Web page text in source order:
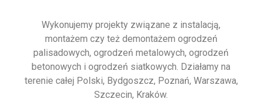
Wykonujemy projekty związane z instalacją,
montażem czy też demontażem ogrodzeń
palisadowych, ogrodzeń metalowych, ogrodzeń
betonowych i ogrodzeń siatkowych. Działamy na
terenie całej Polski, Bydgoszcz, Poznań, Warszawa,
Szczecin, Kraków.